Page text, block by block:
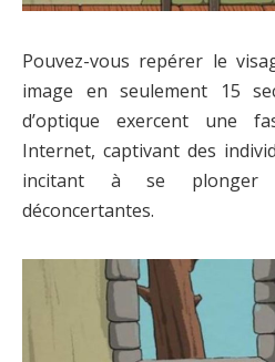
Pouvez-vous repérer le
image en seulement 15
d’optique exercent une
Internet, captivant des
incitant à se plonger
déconcertantes.